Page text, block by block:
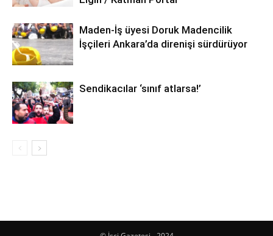
Maden-İş üyesi Doruk Madencilik
İşçileri Ankara’da direnişi sürdürüyor
Sendikacılar ‘sınıf atlarsa!’